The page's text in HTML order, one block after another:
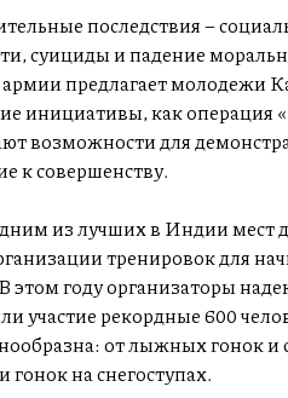
последствия –
суициды и падение
предлагает молодежи
инициативы, как операция
возможности для
к совершенству.
из лучших в Индии
тренировок для
этом году организаторы
участие рекордные 600
от лыжных гонок и
на снегоступах.